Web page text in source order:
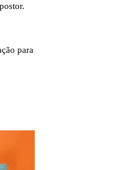
para